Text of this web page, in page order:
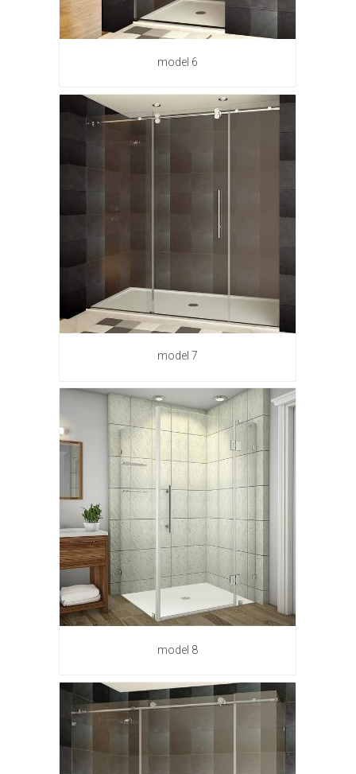
model 6
model 7
model 8